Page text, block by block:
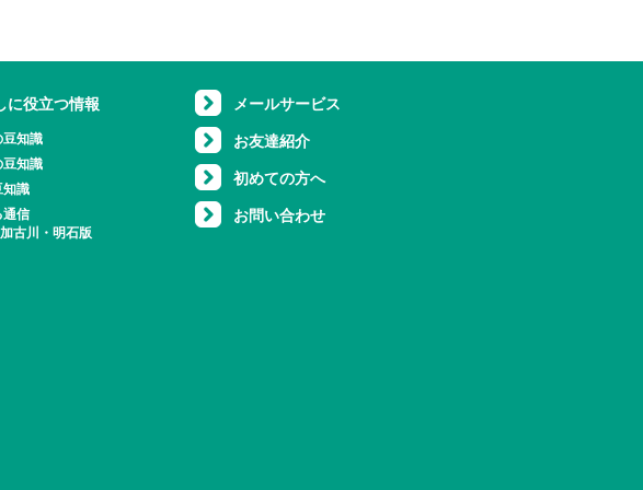
に役立つ情報
知識
知識
識
信
加古川・明石版
メールサービス
お友達紹介
初めての方へ
お問い合わせ